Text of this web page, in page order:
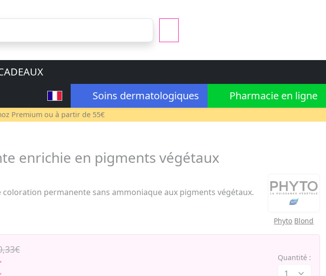
Soins dermatologiques
Pharmacie en ligne
Premium ou à partir de 55€
enrichie en pigments végétaux
coloration permanente sans ammoniaque aux pigments végétaux.
Phyto Blond
Quantité :